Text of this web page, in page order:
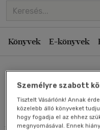
Könyvek E-könyvek
Brandon Webb
Művei
Kiadás éve szerint
Ár szerint csökkenő
Eladott darabszám
Eladott darabszám
Cím szerint A-Z
Szerző szerint A-Z
Személyre szabott
Tisztelt Vásárlónk! Annak
közelebb álló könyveket
hogy fogadja el az ehhez
megnyomásával. Ennek